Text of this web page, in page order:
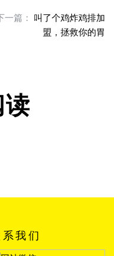
一篇： 叫了个鸡炸鸡排加
盟，拯救你的胃
我们